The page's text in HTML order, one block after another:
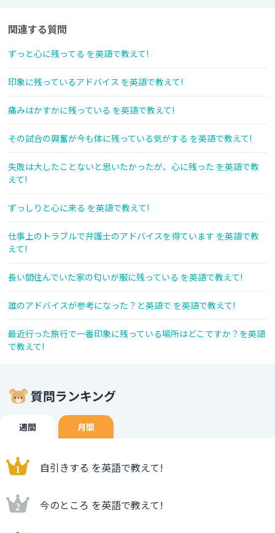
関連する質問
ずっと心に残ってる を英語で教えて!
印象に残っているアドバイス を英語で教えて!
痛みはかすかに残っている を英語で教えて!
その試合の興奮が今も体に残っている気がする を英語で教えて!
失敗は大したことないと思いたかったが、心に残った を英語で教
えて!
ずっしりと心に来る を英語で教えて!
仕事上のトラブルで弁護士のアドバイスを得ています を英語で教
えて!
長い間住んでいた家の匂いが服に残っている を英語で教えて!
誰のアドバイスが参考になった？と英語で を英語で教えて!
最近行った旅行で一番印象に残っている場所はどこですか？を英語
で教えて!
質問ランキング
週間 月間
自引きする を英語で教えて!
今のところ を英語で教えて!